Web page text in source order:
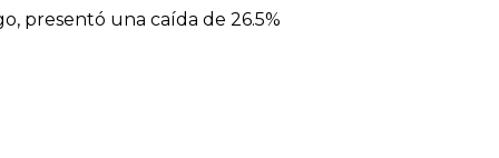
presentó una caída de 26.5%